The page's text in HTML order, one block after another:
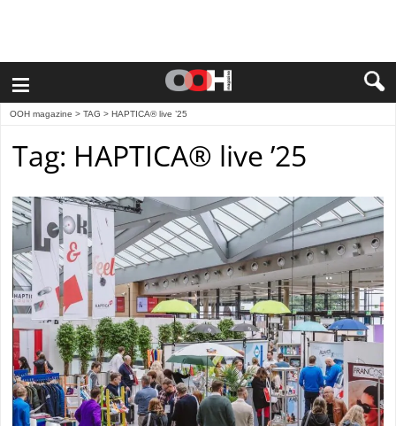
≡
OOH magazine > TAG > HAPTICA® live ’25
Tag: HAPTICA® live ’25